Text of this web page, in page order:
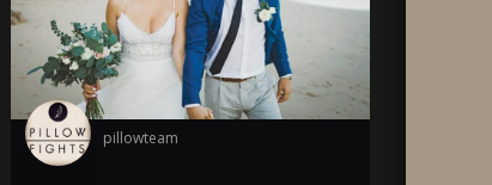
pillowteam